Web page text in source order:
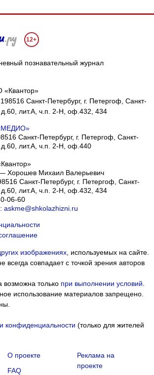
12+
познавательный журнал
Санкт-Петербург, г. Петергоф, Санкт-
д.60, лит.А, ч.п. 2-Н, оф.432, 434
Санкт-Петербург, г. Петергоф, Санкт-
д.60, лит.А, ч.п. 2-Н, оф.440
Хорошев Михаил Валерьевич
Санкт-Петербург, г. Петергоф Санкт-
д.60, лит.А, ч.п. 2-Н, оф.432, 434
06-60
askme@shkolazhizni.ru
изображениях, используемых на сайте.
всегда совпадает с точкой зрения авторов
возможна только при выполнении условий
использование материалов запрещено.
конфиденциальности (только для жителей
О проекте
FAQ
Реклама на
проекте